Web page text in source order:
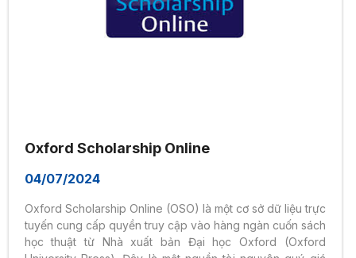
Oxford Scholarship Online
04/07/2024
Oxford Scholarship Online (OSO) là một cơ sở dữ liệu trực
tuyến cung cấp quyền truy cập vào hàng ngàn cuốn sách
học thuật từ Nhà xuất bản Đại học Oxford (Oxford